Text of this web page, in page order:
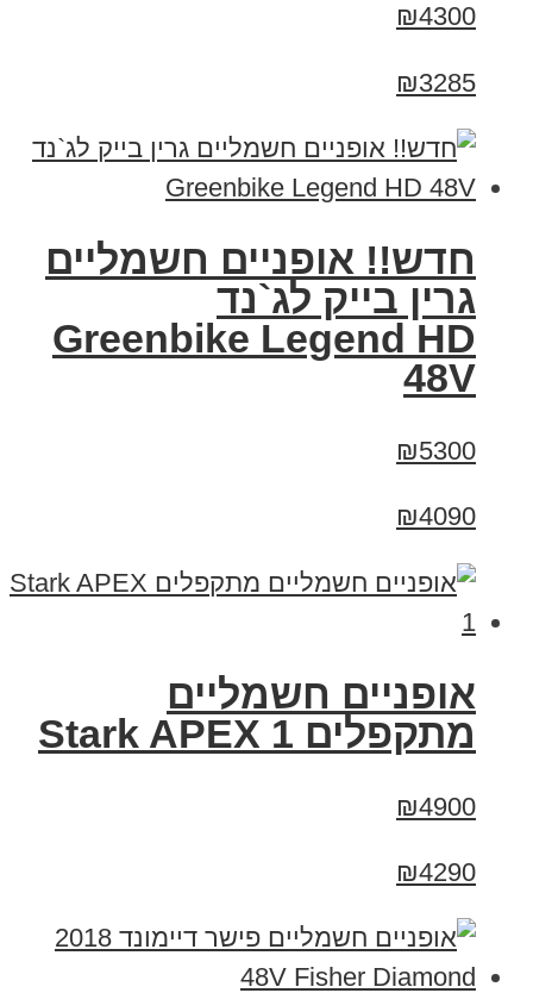
₪4300
₪3285
חדש!! אופניים חשמליים
גרין בייק לג`נד
Greenbike Legend HD
48V
₪5300
₪4090
‏אופניים חשמליים
‏מתקפלים Stark APEX 1
₪4900
₪4290